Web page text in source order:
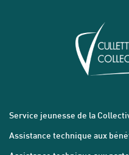
Service jeunesse de la
Assistance technique aux